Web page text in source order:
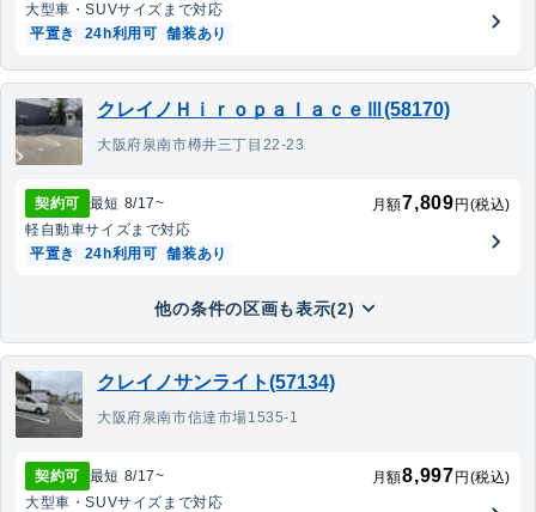
大型車・SUVサイズまで対応
平置き
24h利用可 舗装あり
クレイノＨｉｒｏｐａｌａｃｅⅢ(58170)
大阪府泉南市樽井三丁目22-23
契約可 最短 8/17~ 月額7,809 円(税込)
軽自動車サイズまで対応
平置き
24h利用可 舗装あり
他の条件の区画も表示(2)
クレイノサンライト(57134)
大阪府泉南市信達市場1535-1
契約可 最短 8/17~ 月額8,997 円(税込)
大型車・SUVサイズまで対応